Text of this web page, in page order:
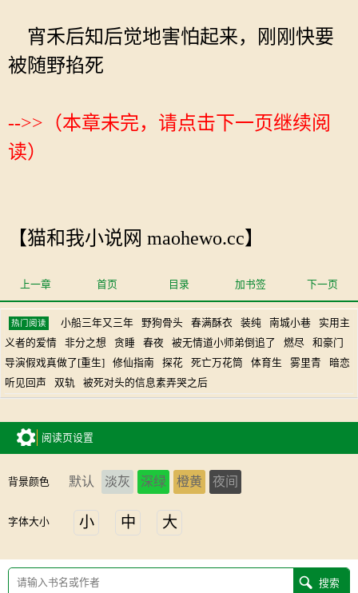
宵禾后知后觉地害怕起来，刚刚快要
被随野掐死
-->>（本章未完，请点击下一页继续阅
读）
【猫和我小说网 maohewo.cc】
上一章 首页 目录 加书签 下一页
热门阅读 小船三年又三年 野狗骨头 春满酥衣 装纯 南城小巷
实用主
义者的爱情
非分之想 贪睡 春夜 被无情道小师弟倒追了 燃尽
和豪门
导演假戏真做了[重生]
修仙指南 探花 死亡万花筒 体育生 雾里青
暗恋
听见回声
双轨 被死对头的信息素弄哭之后
阅读页设置
背景颜色 默认 淡灰 深绿 橙黄 夜间
字体大小 小 中 大